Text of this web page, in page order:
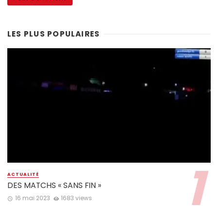
LES PLUS POPULAIRES
ACTUALITÉ
DES MATCHS « SANS FIN »
16 mai 2023 1683 views